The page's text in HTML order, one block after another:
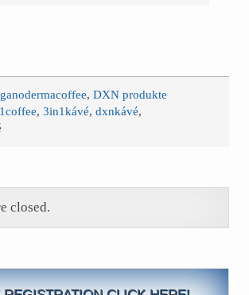
,DXN produkte
,3in1kávé,dxnkávé,
closed.